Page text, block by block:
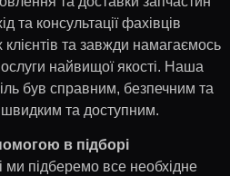
та консультації фахівців
та завжди намагаємось
найвищої якості. Наша
був справним, безпечним та
та доступним.
в підборі
і ми підберемо все необхідне